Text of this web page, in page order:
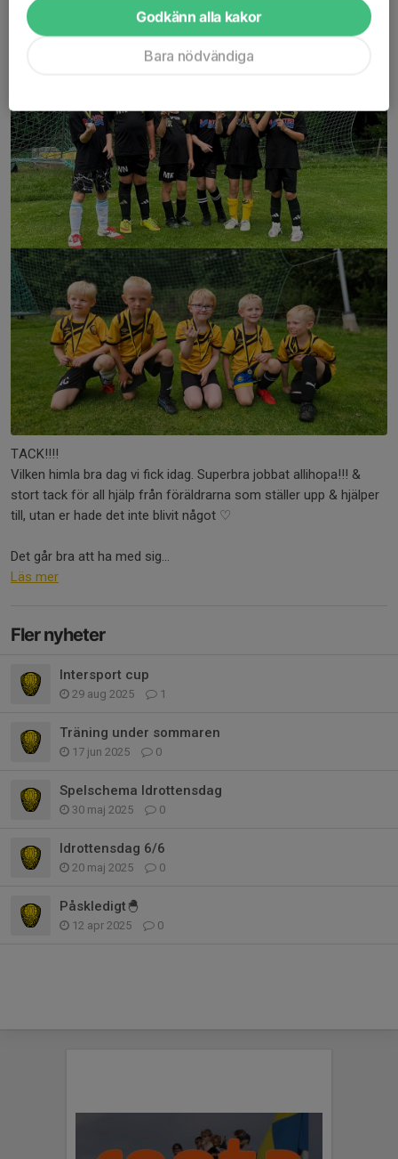
Fantastiskt jobbat
30 aug 2025 1 kommentar
TACK!!!!
Vilken himla bra dag vi fick idag. Superbra jobbat allihopa!!! &
stort tack för all hjälp från föräldrarna som ställer upp & hjälper
till, utan er hade det inte blivit något ♡
Det går bra att ha med sig...
Läs mer
Fler nyheter
Intersport cup
29 aug 2025 1
Träning under sommaren
17 jun 2025 0
Spelschema Idrottensdag
30 maj 2025 0
Idrottensdag 6/6
20 maj 2025 0
Påskledigt🐣
12 apr 2025 0
Godkänn alla kakor
Bara nödvändiga